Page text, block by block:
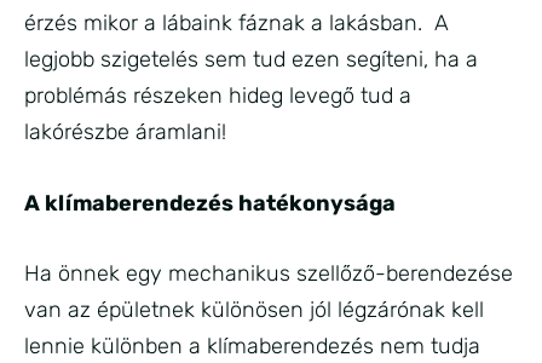
érzés mikor a lábaink fáznak a lakásban. A
legjobb szigetelés sem tud ezen segíteni, ha a
problémás részeken hideg levegő tud a
lakórészbe áramlani!
A klímaberendezés hatékonysága
Ha önnek egy mechanikus szellőző-berendezése
van az épületnek különösen jól légzárónak kell
lennie különben a klímaberendezés nem tudja